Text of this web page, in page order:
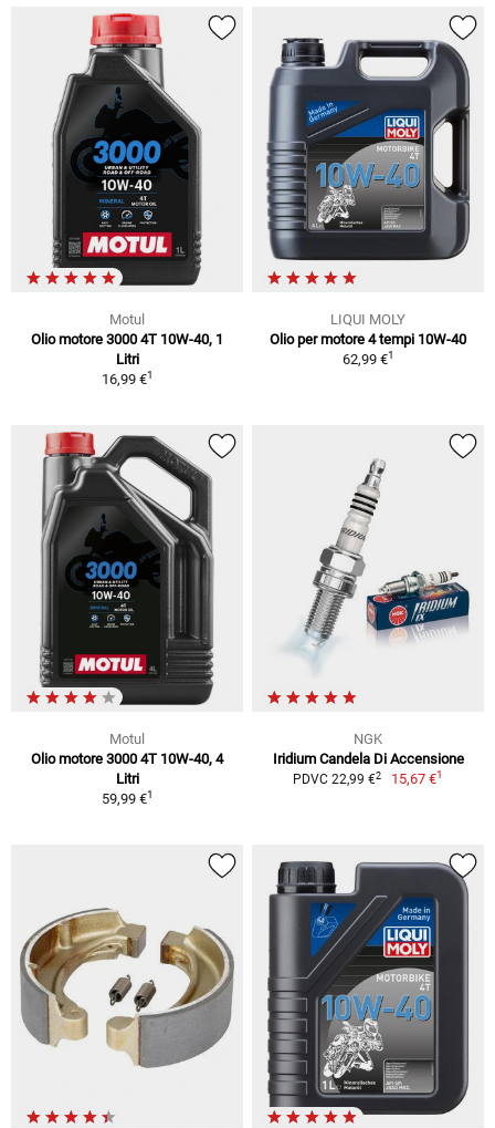
Motul
Olio motore 3000 4T 10W-40, 1
Litri
16,99 €1
LIQUI MOLY
Olio per motore 4 tempi 10W-40
62,99 €1
Motul
Olio motore 3000 4T 10W-40, 4
Litri
59,99 €1
NGK
Iridium Candela Di Accensione
PDVC 22,99 €2 15,67 €1